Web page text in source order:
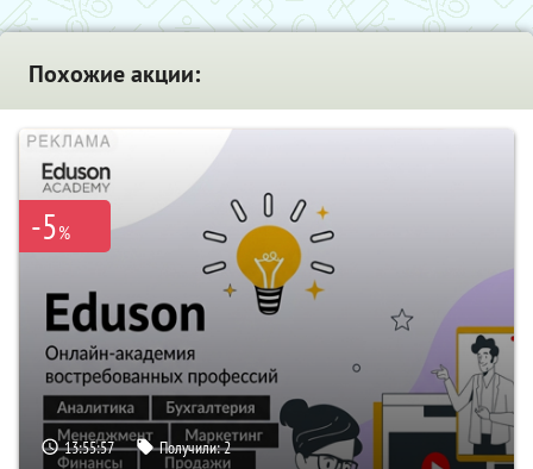
Похожие акции:
-5%
13:55:56 Получили:2